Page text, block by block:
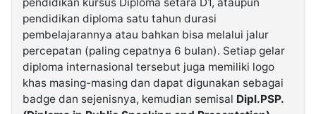
pendidikan kursus Diploma setara D1, ataupun
pendidikan diploma satu tahun durasi
pembelajarannya atau bahkan bisa melalui jalur
percepatan (paling cepatnya 6 bulan). Setiap gelar
diploma internasional tersebut juga memiliki logo
khas masing-masing dan dapat digunakan sebagai
badge dan sejenisnya, kemudian semisal Dipl.PSP.